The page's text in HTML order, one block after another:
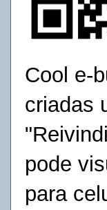
Cool e-
criadas
pode
para